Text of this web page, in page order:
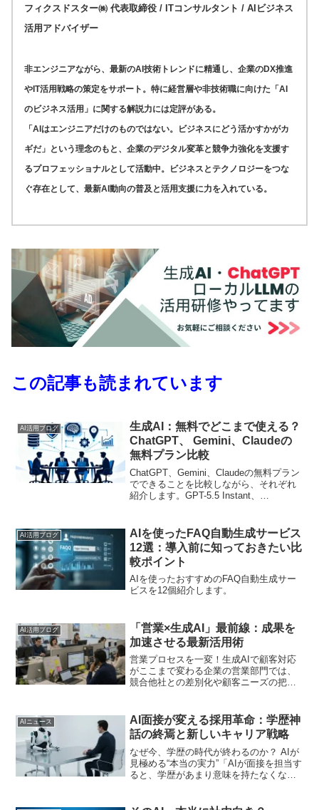
フィクスドスター㈱ 代表取締役 / ITコンサルタント / AIビジネス
活用アドバイザー
非エンジニアながら、最新のAI技術トレンドに精通し、企業のDX推進
やIT活用戦略の策定をサポート。特に経営層や非技術職に向けた「AI
のビジネス活用」に関する解説力には定評がある。
「AIはエンジニアだけのものではない。ビジネスにどう活かすかがカ
ギだ」という理念のもと、企業のデジタル変革と競争力強化を支援す
るプロフェッショナルとして活動中。ビジネスとテクノロジーをつな
ぐ存在として、最新AI動向の普及と活用支援に力を入れている。
この記事も読まれています
AI活用ブログ
生成AI：無料でどこまで使える？
ChatGPT、 Gemini、Claudeの
無料プラン比較
ChatGPT、Gemini、Claudeの無料プラン
でできることを比較しながら、それぞれ
紹介します。GPT-5.5 Instant、
かりやすく解説します。
AI活用ブログ
AIを使ったFAQ自動生成サービス
12選：導入前に知っておきたい比
較ポイント
AIを使ったおすすめのFAQ自動生成サー
ビスを12個紹介します。
AI活用ブログ
「営業×生成AI」最前線：成果を
加速させる最新活用術
営業プロセスを一変！生成AIで顧客対応
がここまで変わる企業の営業部門では、
競合他社との差別化や顧客ニーズの把握
データを分析し、最適なアプローチを素
早く導き出せる可能性...
AIニュース
AI面接が変える採用革命：学歴神
話の終焉と新しいキャリア戦略
なぜ今、学歴の時代が終わるのか？ AIが
見極める“本当の実力”「AIが面接を担当す
ると、学歴があまり意味を持たなくなる